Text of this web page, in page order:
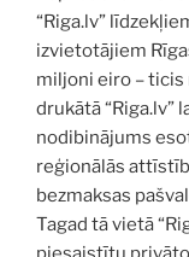
“Riga.lv”
izvietotājiem
miljoni eiro – ticis
drukātā “Riga.lv”
nodibinājums
reģionālās
bezmaksas
Tagad tā vietā